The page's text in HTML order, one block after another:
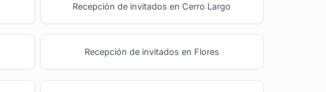
Recepción de invitados en Cerro Largo
Recepción de invitados en Flores